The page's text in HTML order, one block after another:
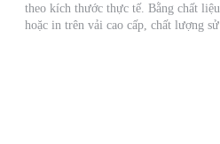
theo kích thước thực tế. Bằng chất
hoặc in trên vải cao cấp, chất lượng